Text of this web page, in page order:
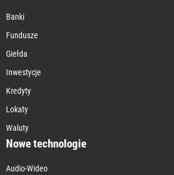
Banki
Fundusze
Giełda
Inwestycje
Kredyty
Lokaty
Waluty
Nowe technologie
Audio-Wideo